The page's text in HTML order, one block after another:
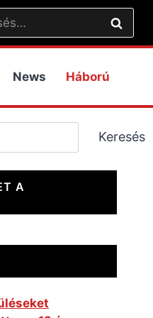
News Háború
Keresés
A